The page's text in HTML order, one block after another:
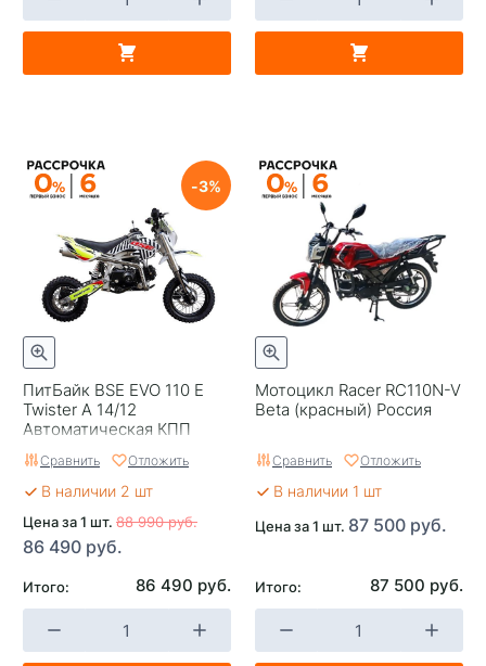
ПитБайк BSE EVO 110 E
Twister A 14/12
Автоматическая КПП
3
Сравнить Отложить
В наличии 2 шт
Цена за 1 шт. 88 990 руб.
86 490 руб.
Итого: 86 490 руб.
Мотоцикл Racer RC110N-V
Beta (красный) Россия
Сравнить Отложить
В наличии 1 шт
Цена за 1 шт. 87 500 руб.
Итого: 87 500 руб.